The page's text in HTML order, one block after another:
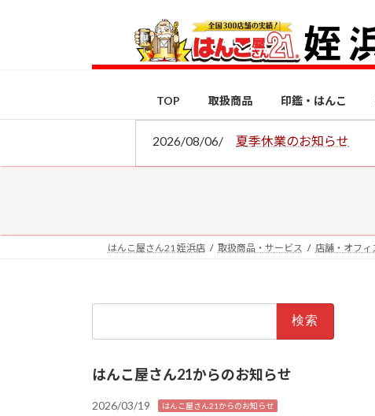
ス
ン
TOP 取扱商品 印鑑・はんこ
2026/08/06/ 夏季休業のお知らせ
はんこ屋さん21 姪浜店 取扱商品・サービス 店舗・オフィ
はんこ屋さん21からのお知らせ
2026/03/19 はんこ屋さん21からのお知らせ